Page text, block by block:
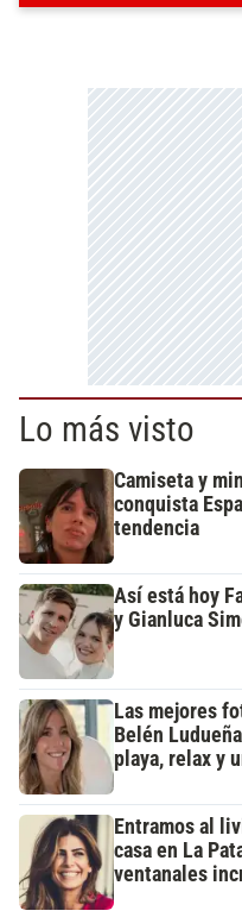
Lo más visto
Camiseta y
conquista
tendencia
Así está hoy
y Gianluca
Las mejores
Belén
playa, relax y
Entramos al
casa en La
ventanales